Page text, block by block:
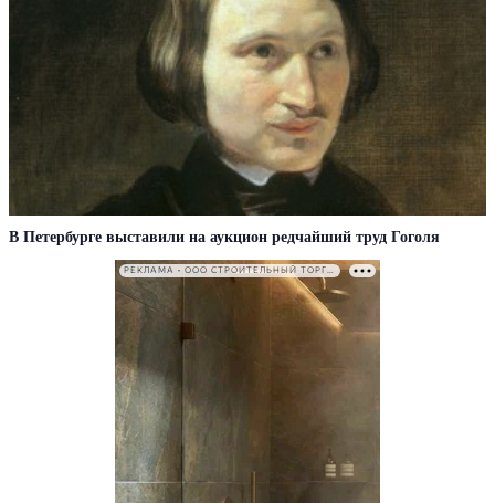
В Петербурге выставили на аукцион редчайший труд Гоголя
РЕКЛАМА • ООО СТРОИТЕЛЬНЫЙ ТОРГОВЫЙ ДОМ «ПЕТРОВИЧ». ИНН: 7802348846